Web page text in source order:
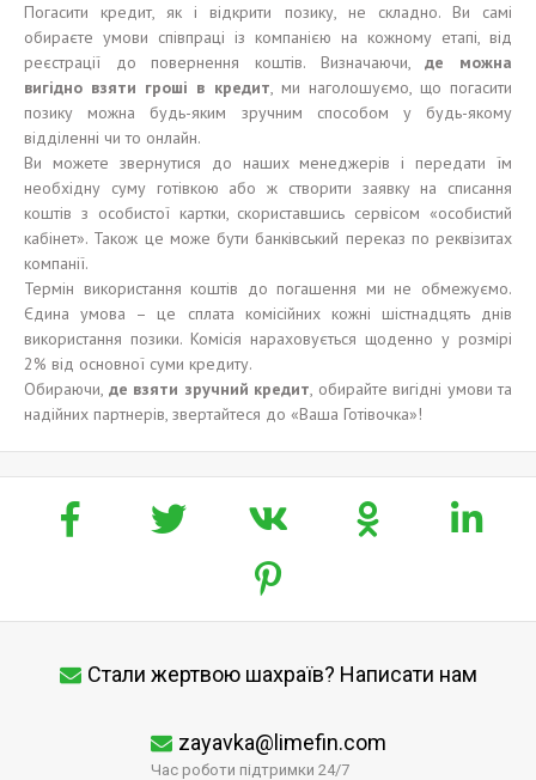
Погасити кредит, як і відкрити позику, не складно. Ви самі
обираєте умови співпраці із компанією на кожному етапі, від
реєстрації до повернення коштів. Визначаючи,де можна
вигідно взяти гроші в кредит, ми наголошуємо, що погасити
позику можна будь-яким зручним способом у будь-якому
відділенні чи то онлайн.
Ви можете звернутися до наших менеджерів і передати їм
необхідну суму готівкою або ж створити заявку на списання
коштів з особистої картки, скориставшись сервісом «особистий
кабінет». Також це може бути банківський переказ по реквізитах
компанії.
Термін використання коштів до погашення ми не обмежуємо.
Єдина умова – це сплата комісійних кожні шістнадцять днів
використання позики. Комісія нараховується щоденно у розмірі
2% від основної суми кредиту.
Обираючи, де взяти зручний кредит, обирайте вигідні умови та
надійних партнерів, звертайтеся до «Ваша Готівочка»!
Стали жертвою шахраїв? Написати нам
zayavka@limefin.com
Час роботи підтримки 24/7